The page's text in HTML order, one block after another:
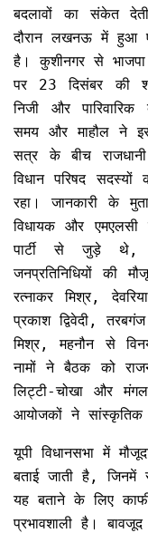
बदलावों का संकेत
दौरान लखनऊ में हुआ
है। कुशीनगर से
पर 23 दिसंबर की
निजी और
समय और माहौल ने
सत्र के बीच
विधान परिषद
रहा। जानकारी के
विधायक और एमएलसी
पार्टी से जुड़े थे,
जनप्रतिनिधियों की
रत्नाकर मिश्र,
प्रकाश द्विवेदी,
मिश्र, महनौन से
नामों ने बैठक को
लिट्टी-चोखा और
आयोजकों ने सांस्कृतिक
यूपी विधानसभा में
बताई जाती है,
यह बताने के लिए
प्रभावशाली है।